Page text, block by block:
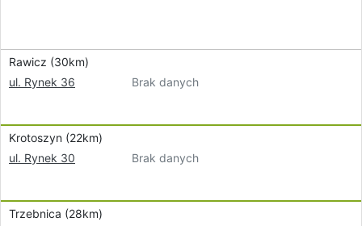
Rawicz (30km)
ul. Rynek 36
Brak danych
Krotoszyn (22km)
ul. Rynek 30
Brak danych
Trzebnica (28km)